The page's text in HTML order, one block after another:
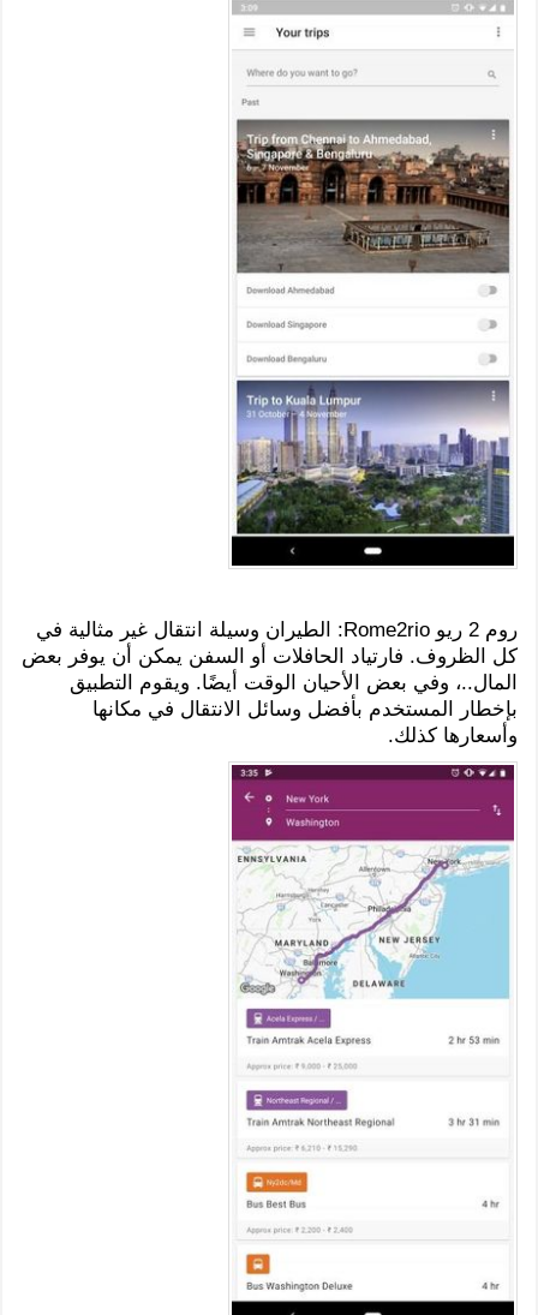
روم 2 ريو Rome2rio: الطيران وسيلة انتقال غير مثالية في
كل الظروف. فارتياد الحافلات أو السفن يمكن أن يوفر بعض
المال..، وفي بعض الأحيان الوقت أيضًا. ويقوم التطبيق
بإخطار المستخدم بأفضل وسائل الانتقال في مكانها
وأسعارها كذلك.